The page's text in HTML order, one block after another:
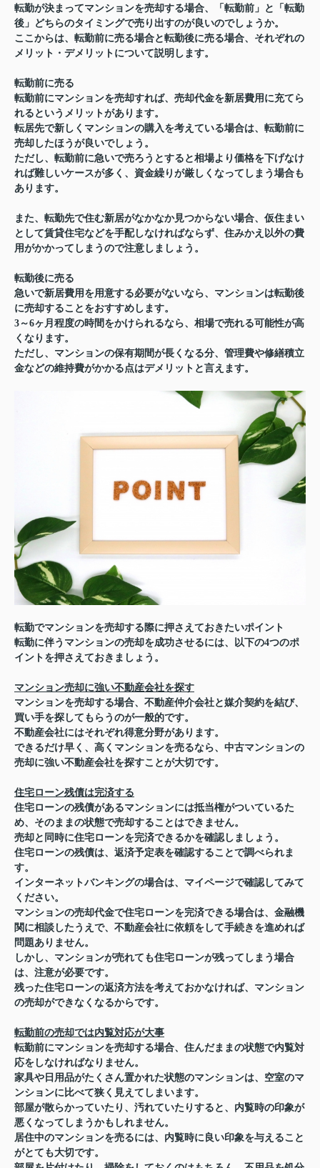
転勤が決まってマンションを売却する場合、「転勤前」と「転勤
後」どちらのタイミングで売り出すのが良いのでしょうか。
ここからは、転勤前に売る場合と転勤後に売る場合、それぞれの
メリット・デメリットについて説明します。
転勤前に売る
転勤前にマンションを売却すれば、売却代金を新居費用に充てら
れるというメリットがあります。
転居先で新しくマンションの購入を考えている場合は、転勤前に
売却したほうが良いでしょう。
ただし、転勤前に急いで売ろうとすると相場より価格を下げなけ
れば難しいケースが多く、資金繰りが厳しくなってしまう場合も
あります。
また、転勤先で住む新居がなかなか見つからない場合、仮住まい
として賃貸住宅などを手配しなければならず、住みかえ以外の費
用がかかってしまうので注意しましょう。
転勤後に売る
急いで新居費用を用意する必要がないなら、マンションは転勤後
に売却することをおすすめします。
3～6ヶ月程度の時間をかけられるなら、相場で売れる可能性が高
くなります。
ただし、マンションの保有期間が長くなる分、管理費や修繕積立
金などの維持費がかかる点はデメリットと言えます。
転勤でマンションを売却する際に押さえておきたいポイント
転勤に伴うマンションの売却を成功させるには、以下の4つのポ
イントを押さえておきましょう。
マンション売却に強い不動産会社を探す
マンションを売却する場合、不動産仲介会社と媒介契約を結び、
買い手を探してもらうのが一般的です。
不動産会社にはそれぞれ得意分野があります。
できるだけ早く、高くマンションを売るなら、中古マンションの
売却に強い不動産会社を探すことが大切です。
住宅ローン残債は完済する
住宅ローンの残債があるマンションには抵当権がついているた
め、そのままの状態で売却することはできません。
売却と同時に住宅ローンを完済できるかを確認しましょう。
住宅ローンの残債は、返済予定表を確認することで調べられま
す。
インターネットバンキングの場合は、マイページで確認してみて
ください。
マンションの売却代金で住宅ローンを完済できる場合は、金融機
関に相談したうえで、不動産会社に依頼をして手続きを進めれば
問題ありません。
しかし、マンションが売れても住宅ローンが残ってしまう場合
は、注意が必要です。
残った住宅ローンの返済方法を考えておかなければ、マンション
の売却ができなくなるからです。
転勤前の売却では内覧対応が大事
転勤前にマンションを売却する場合、住んだままの状態で内覧対
応をしなければなりません。
家具や日用品がたくさん置かれた状態のマンションは、空室のマ
ンションに比べて狭く見えてしまいます。
部屋が散らかっていたり、汚れていたりすると、内覧時の印象が
悪くなってしまうかもしれません。
居住中のマンションを売るには、内覧時に良い印象を与えること
がとても大切です。